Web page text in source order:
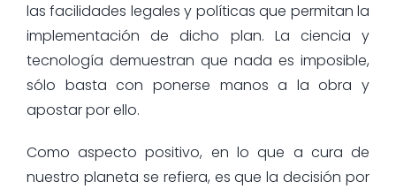
las facilidades legales y políticas que permitan la
implementación de dicho plan. La ciencia y
tecnología demuestran que nada es imposible,
sólo basta con ponerse manos a la obra y
apostar por ello.
Como aspecto positivo, en lo que a cura de
nuestro planeta se refiera, es que la decisión por